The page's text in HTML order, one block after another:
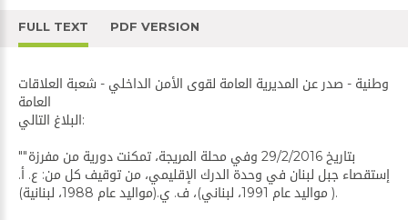
FULL TEXT PDF VERSION
وطنية - صدر عن المديرية العامة لقوى الأمن الداخلي - شعبة العلاقات
العامة
البلاغ التالي:
""بتاريخ 29/2/2016 وفي محلة المريجة، تمكنت دورية من مفرزة
إستقصاء جبل لبنان في وحدة الدرك الإقليمي، من توقيف كل من: ع. أ.
( مواليد عام 1991، لبناني)، ف. ي.(مواليد عام 1988، لبنانية).